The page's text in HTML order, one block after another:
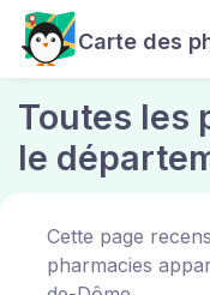
Carte des
Toutes les
le
Cette page
pharmacies